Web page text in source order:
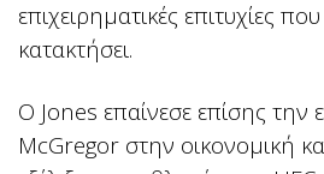
επιχειρηματικές επιτυχίες
κατακτήσει.
Ο Jones επαίνεσε επίσης την
McGregor στην οικονομική